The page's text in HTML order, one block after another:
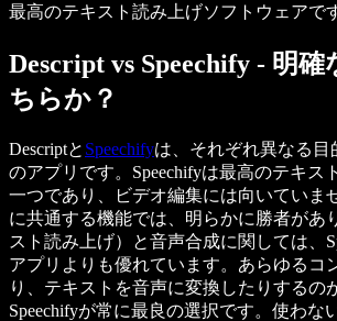
最高のテキスト読み上げソフトウェアで
Descript vs Speechify - 明
ちらか？
Descriptと Speechifyは、それぞれ異なる目
のアプリです。Speechifyは最高のテキス
一つであり、ビデオ編集には向いていま
に共通する機能では、明らかに勝者があ
スト読み上げ）と音声合成に関しては、
アプリよりも優れています。あらゆるコ
り、テキストを音声に変換したりするの
Speechifyが常に最良の選択です。使わな